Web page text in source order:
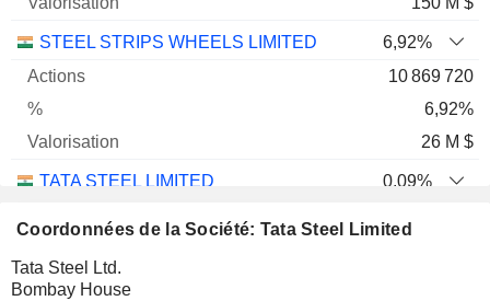
STEEL STRIPS WHEELS LIMITED
6,92%
10 869 720
6,92%
26 M $
TATA STEEL LIMITED
0,09%
Coordonnées de la Société: Tata Steel Limited
Tata Steel Ltd.
Bombay House